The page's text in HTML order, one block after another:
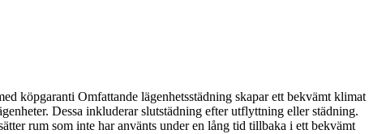
köpgaranti Omfattande lägenhetsstädning skapar ett bekvämt klimat
Dessa inkluderar slutstädning efter utflyttning eller städning.
rum som inte har använts under en lång tid tillbaka i ett bekvämt